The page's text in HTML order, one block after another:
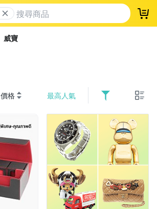
登
威寶
價格 最高人氣